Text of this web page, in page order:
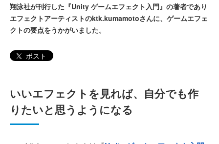
翔泳社が刊行した『Unity ゲームエフェクト入門』の著者であり
エフェクトアーティストのktk.kumamotoさんに、ゲームエフェ
クトの要点をうかがいました。
ポスト
いいエフェクトを見れば、自分でも作
りたいと思うようになる